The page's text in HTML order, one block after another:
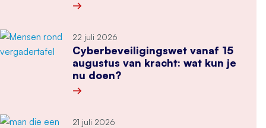
22 juli 2026
Cyberbeveiligingswet vanaf 15
augustus van kracht: wat kun je
nu doen?
21 juli 2026